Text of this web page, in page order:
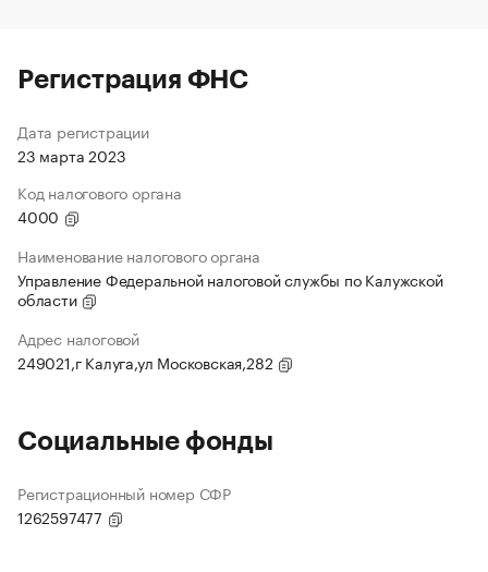
Регистрация ФНС
Дата регистрации
23 марта 2023
Код налогового органа
4000
Наименование налогового органа
Управление Федеральной налоговой службы по Калужской
области
Адрес налоговой
249021,г Калуга,ул Московская,282
Социальные фонды
Регистрационный номер СФР
1262597477